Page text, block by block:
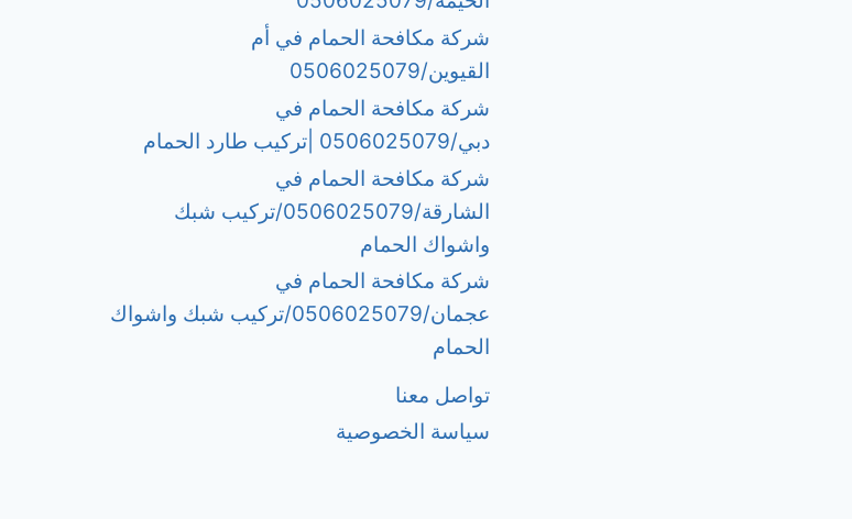
شركة مكافحة الحمام في أم
القيوين/0506025079
شركة مكافحة الحمام في
دبي/0506025079 |تركيب طارد الحمام
شركة مكافحة الحمام في
الشارقة/0506025079/تركيب شبك
واشواك الحمام
شركة مكافحة الحمام في
عجمان/0506025079/تركيب شبك واشواك
الحمام
تواصل معنا
سياسة الخصوصية